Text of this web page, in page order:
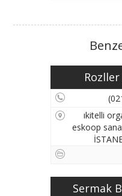
ıkitelli
eskoop
Sermak